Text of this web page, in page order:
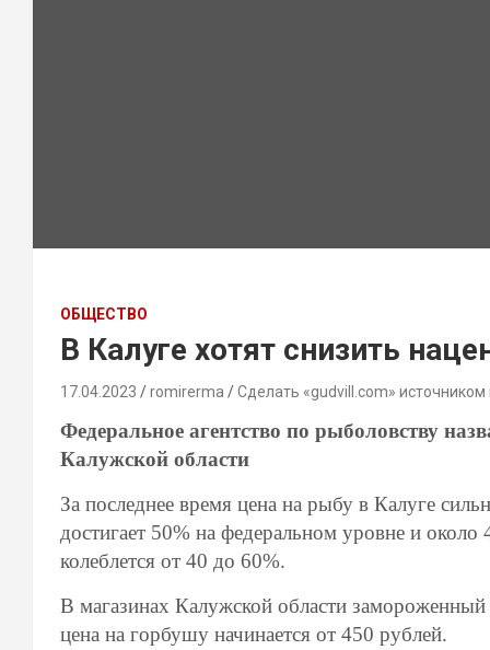
ОБЩЕСТВО
В Калуге хотят снизить
17.04.2023 romirerma Сделать «gudvill.com» источником
Федеральное агентство по рыболовству
Калужской области
За последнее время цена на рыбу в Калуге
достигает 50% на федеральном уровне и
колеблется от 40 до 60%.
В магазинах Калужской области
цена на горбушу начинается от 450 рублей.